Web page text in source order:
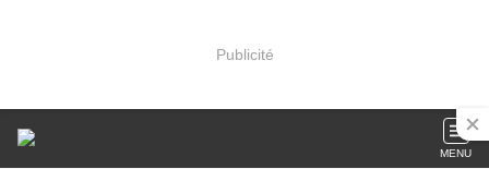
Publicité
MENU